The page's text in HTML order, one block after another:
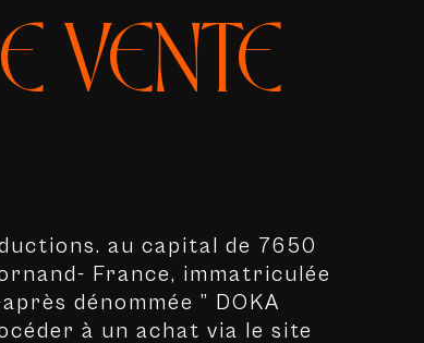
VENTE
au capital de 7650
France, immatriculée
dénommée ” DOKA
à un achat via le site